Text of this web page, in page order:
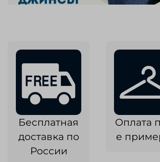
Бесплатная
доставка по
России
Оплата
е